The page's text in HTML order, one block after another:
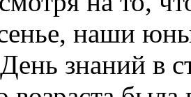
наши
знаний в